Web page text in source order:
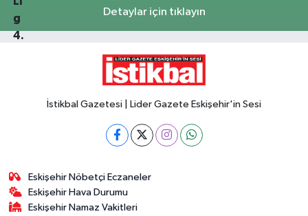
Detaylar için tıklayın
İstikbal Gazetesi | Lider Gazete Eskişehir'in Sesi
Eskişehir Nöbetçi Eczaneler
Eskişehir Hava Durumu
Eskişehir Namaz Vakitleri